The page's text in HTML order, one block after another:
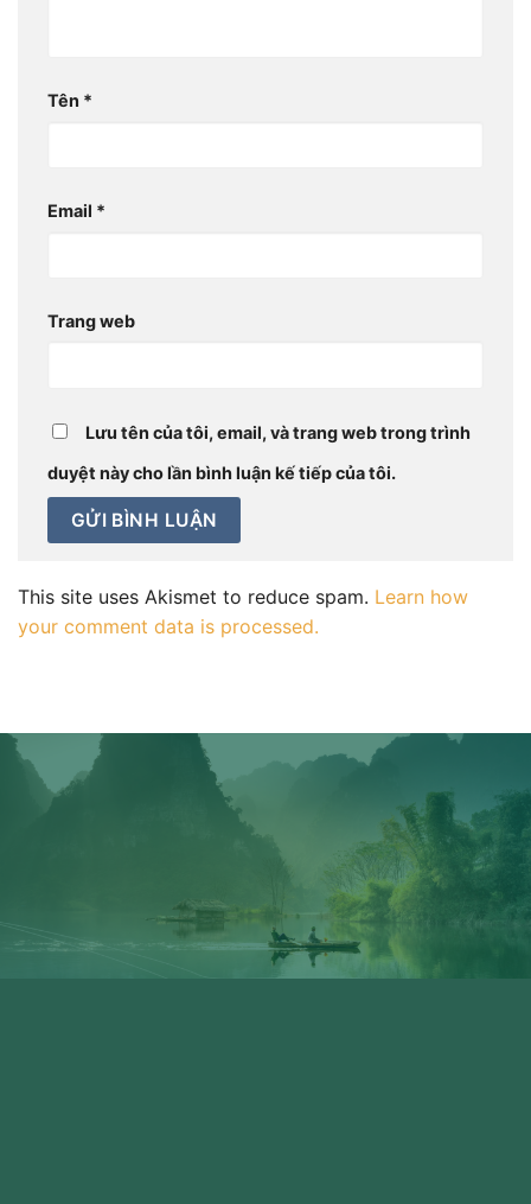
Tên *
Email *
Trang web
Lưu tên của tôi, email, và trang web trong trình
duyệt này cho lần bình luận kế tiếp của tôi.
This site uses Akismet to reduce spam. Learn how
your comment data is processed.